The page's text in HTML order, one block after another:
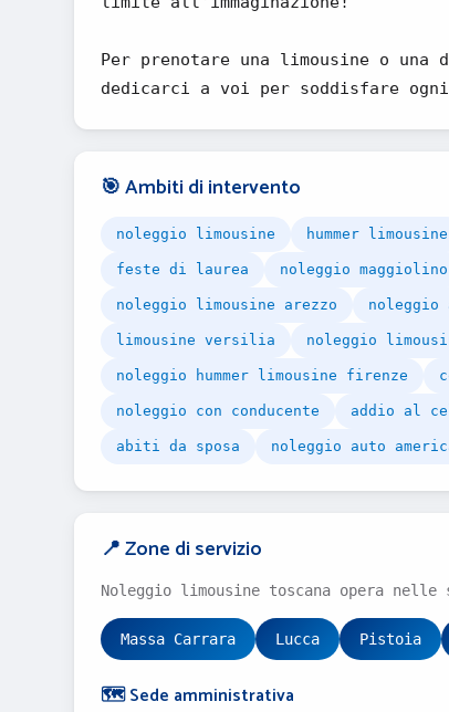
Per prenotare una limousine o
dedicarci a voi per soddisfare
🎯 Ambiti di intervento
noleggio limousine hummer limousine
feste di laurea noleggio maggiolino
noleggio limousine arezzo noleggio
limousine versilia noleggio
noleggio hummer limousine firenze
noleggio con conducente addio al
abiti da sposa noleggio auto
📍 Zone di servizio
Noleggio limousine toscana opera nelle
Massa Carrara Lucca Pistoia
🗺️ Sede amministrativa